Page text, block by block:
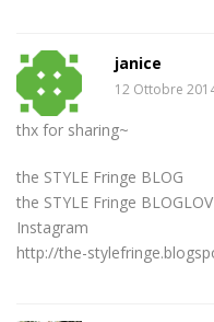
janice
12 Ottobre
thx for sharing~
the STYLE Fringe BLOG
the STYLE Fringe
Instagram
http://the-